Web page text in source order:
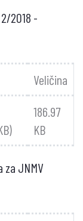
2018 -
Veličina
186.97
KB
JNMV